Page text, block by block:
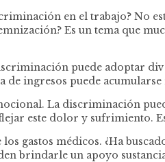
en el trabajo? No
Es un tema que
puede adoptar
de ingresos puede
La discriminación
este dolor y sufrimiento.
los gastos médicos. ¿Ha
brindarle un apoyo